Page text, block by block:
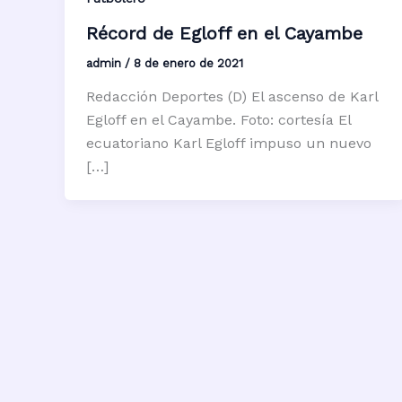
Récord de Egloff en el Cayambe
admin / 8 de enero de 2021
Redacción Deportes (D) El ascenso de Karl
Egloff en el Cayambe. Foto: cortesía El
ecuatoriano Karl Egloff impuso un nuevo
[…]